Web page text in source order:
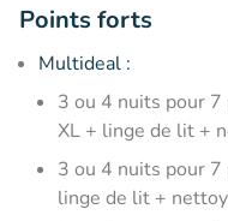
Points forts
Multideal :
3 ou 4 nuits pour 7
XL + linge de lit +
3 ou 4 nuits pour 7
linge de lit +